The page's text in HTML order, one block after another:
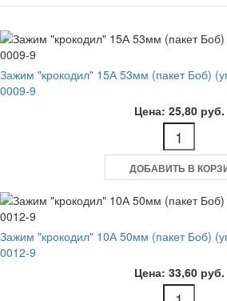
Зажим "крокодил" 15А 53мм (пакет Боб)
0009-9
Цена: 25,80 руб.
ДОБАВИТЬ В
Зажим "крокодил" 10А 50мм (пакет Боб)
0012-9
Цена: 33,60 руб.